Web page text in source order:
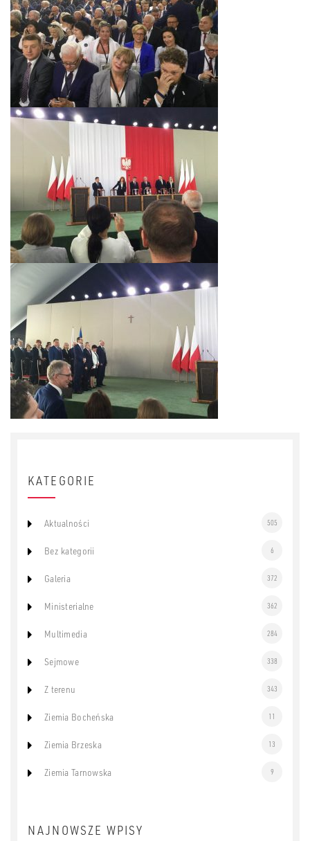
KATEGORIE
Aktualności 505
Bez kategorii 6
Galeria 372
Ministerialne 362
Multimedia 284
Sejmowe 338
Z terenu 343
Ziemia Bocheńska 11
Ziemia Brzeska 13
Ziemia Tarnowska 9
NAJNOWSZE WPISY